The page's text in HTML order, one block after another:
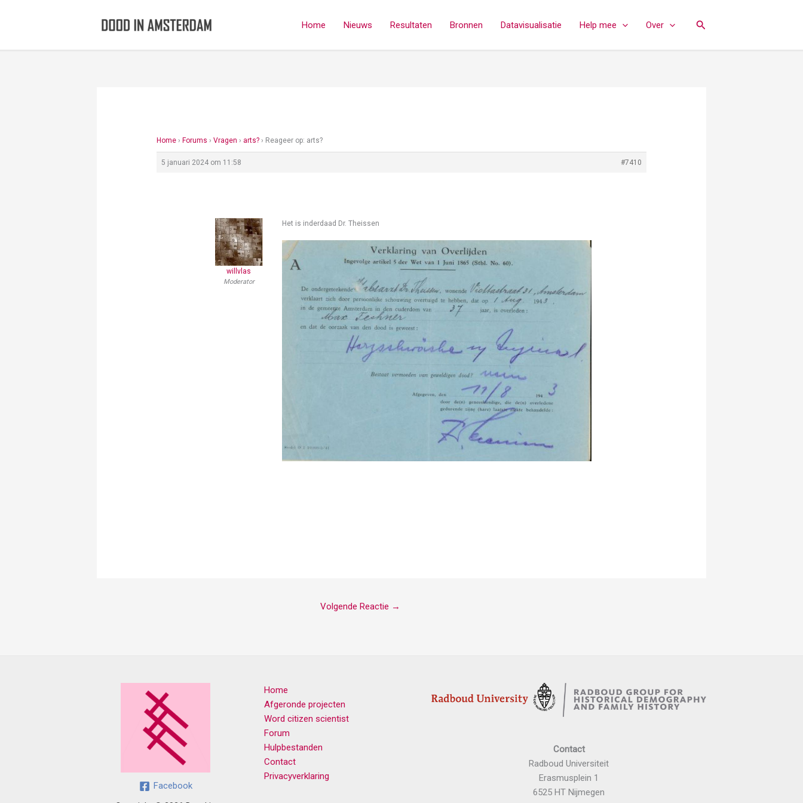
Home Nieuws Resultaten Bronnen Datavisualisatie Help mee Over Zoeken
Home › Forums › Vragen › arts? › Reageer op: arts?
5 januari 2024 om 11:58 #7410
willvlas
Moderator
Het is inderdaad Dr. Theissen
Volgende Reactie →
Facebook
Home
Afgeronde projecten
Word citizen scientist
Forum
Hulpbestanden
Contact
Privacyverklaring
Contact
Radboud Universiteit
Erasmusplein 1
6525 HT Nijmegen